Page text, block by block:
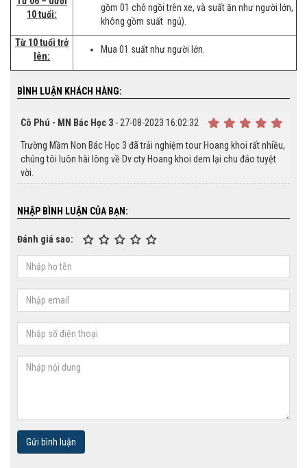
10 tuổi:
gồm 01 chỗ ngồi trên xe, và suất ăn như người lớn,
không gồm suất ngủ).
Từ 10 tuổi trở
lên:
Mua 01 suất như người lớn.
BÌNH LUẬN KHÁCH HÀNG:
Cô Phú - MN Bác Học 3 - 27-08-2023 16:02:32
Trường Mầm Non Bác Học 3 đã trải nghiệm tour Hoang khoi rất nhiều,
chúng tôi luôn hài lòng về Dv cty Hoang khoi dem lại chu đáo tuyệt
vời.
NHẬP BÌNH LUẬN CỦA BẠN:
Đánh giá sao:
Gửi bình luận